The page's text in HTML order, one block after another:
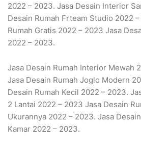
2022 – 2023. Jasa Desain Interior
Desain Rumah Frteam Studio 2022
Rumah Gratis 2022 – 2023 Jasa
2022 – 2023.
Jasa Desain Rumah Interior Mewah
Jasa Desain Rumah Joglo Modern
Desain Rumah Kecil 2022 – 2023.
2 Lantai 2022 – 2023 Jasa Desain
Ukurannya 2022 – 2023. Jasa
Kamar 2022 – 2023.